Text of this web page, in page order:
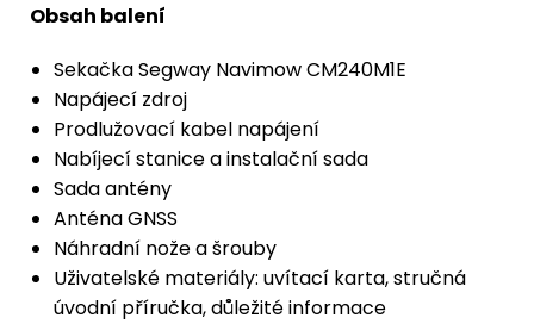
Obsah balení
Sekačka Segway Navimow CM240M1E
Napájecí zdroj
Prodlužovací kabel napájení
Nabíjecí stanice a instalační sada
Sada antény
Anténa GNSS
Náhradní nože a šrouby
Uživatelské materiály: uvítací karta, stručná
úvodní příručka, důležité informace